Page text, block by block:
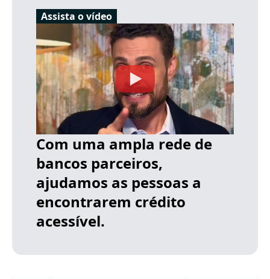
Assista o vídeo
Com uma ampla rede de
bancos parceiros,
ajudamos as pessoas a
encontrarem crédito
acessível.